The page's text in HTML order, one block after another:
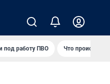
под работу ПВО Что происходит